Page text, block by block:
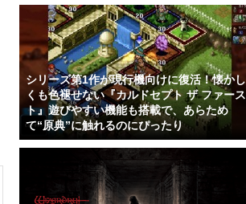
シリーズ第1作が現行機向けに復活！懐かし
くも色褪せない『カルドセプト ザ ファース
ト』遊びやすい機能も搭載で、あらため
て“原典”に触れるのにぴったり